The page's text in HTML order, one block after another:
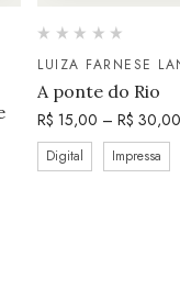
LUIZA FARNESE
A ponte do Rio
R$ 15,00 – R$ 30,00
Digital Impressa